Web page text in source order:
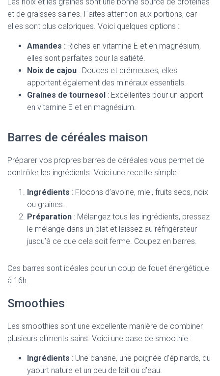
et de graisses saines. Faites attention aux portions, car
elles sont plus caloriques. Voici quelques options :
Amandes : Riches en vitamine E et en magnésium,
elles sont parfaites pour la satiété.
Noix de cajou : Douces et crémeuses, elles
apportent également des minéraux essentiels.
Graines de tournesol : Excellentes pour un apport
en vitamine E et en magnésium.
Barres de céréales maison
Préparer vos propres barres de céréales vous permet de
contrôler les ingrédients. Voici une recette simple :
Ingrédients : Flocons d’avoine, miel, fruits secs, noix
ou graines.
Préparation : Mélangez tous les ingrédients, pressez
le mélange dans un plat et laissez au réfrigérateur
jusqu’à ce que cela soit ferme. Coupez en barres.
Ces barres sont idéales pour un coup de fouet énergétique
à 16h.
Smoothies
Les smoothies sont une excellente manière de combiner
plusieurs aliments sains. Voici une base de smoothie :
Ingrédients : Une banane, une poignée d’épinards, du
yaourt nature et un peu de lait ou d’eau.